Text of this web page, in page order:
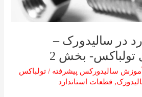
در سالیدورک –
بخش 2
سالیدورکس پیشرفته /تولباکس
, قطعات استاندارد